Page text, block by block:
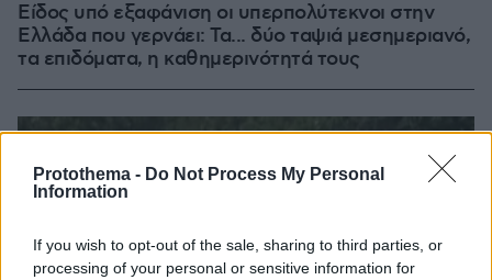
Protothema - Do Not Process My Personal
Information
If you wish to opt-out of the sale, sharing to third parties, or
processing of your personal or sensitive information for
Είδος υπό εξαφάνιση οι υπερπολύτεκνοι στην
Ελλάδα που γερνάει: Τα... δύο ταψιά μεσημεριανό,
τα επιδόματα, η καθημερινότητά τους